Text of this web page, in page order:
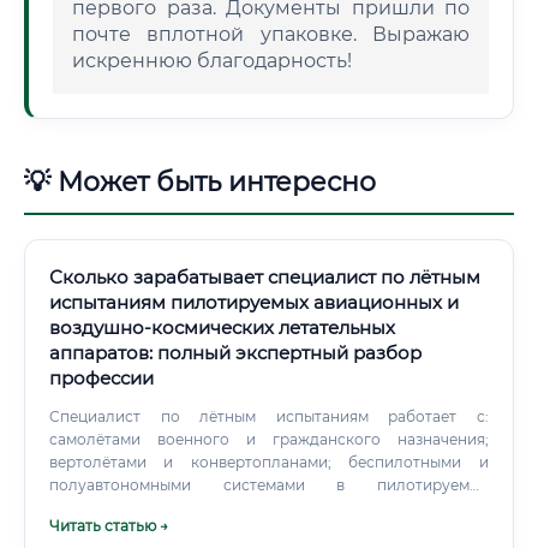
первого раза. Документы пришли по
почте вплотной упаковке. Выражаю
искреннюю благодарность!
💡 Может быть интересно
Сколько зарабатывает специалист по лётным
испытаниям пилотируемых авиационных и
воздушно-космических летательных
аппаратов: полный экспертный разбор
профессии
Специалист по лётным испытаниям работает с:
самолётами военного и гражданского назначения;
вертолётами и конвертопланами; беспилотными и
полуавтономными системами в пилотируемой
космическими аппаратами. Круг обязанностей: что
Читать статью →